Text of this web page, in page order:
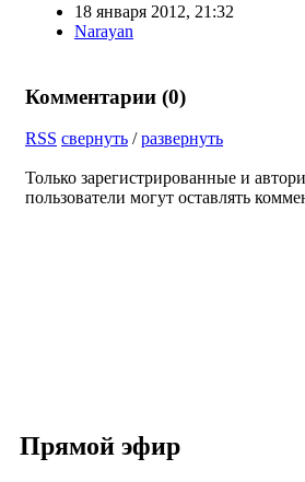
18 января 2012, 21:32
Narayan
Комментарии (0)
RSS свернуть /развернуть
Только зарегистрированные и
пользователи могут оставлять
Прямой эфир